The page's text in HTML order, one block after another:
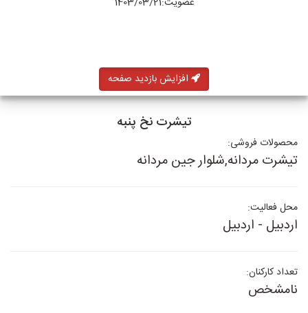
افزایش بازدید صفحه
تیشرت نخ پنبه
محصولات فروشی:
تیشرت مردانه,شلوار جین مردانه
محل فعالیت:
اردبیل - اردبیل
تعداد کارکنان:
نامشخص